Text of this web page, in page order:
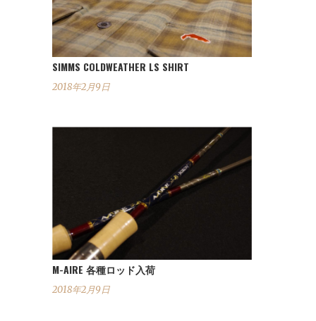
SIMMS COLDWEATHER LS SHIRT
2018年2月9日
M-AIRE 各種ロッド入荷
2018年2月9日